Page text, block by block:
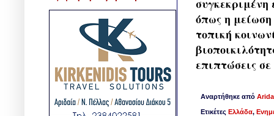
όπως η
τοπική
επιπτώσεις
Αναρτήθηκε από
Ετικέτες Ελλάδα,